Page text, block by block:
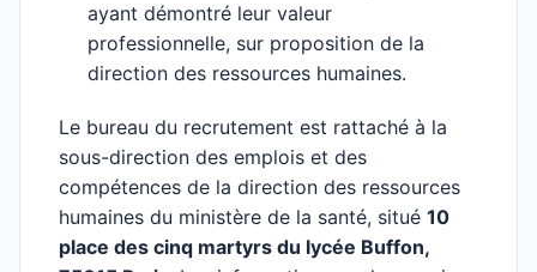
ayant démontré leur valeur
professionnelle, sur proposition de la
direction des ressources humaines.
Le bureau du recrutement est rattaché à la
sous-direction des emplois et des
compétences de la direction des ressources
humaines du ministère de la santé, situé 10
place des cinq martyrs du lycée Buffon,